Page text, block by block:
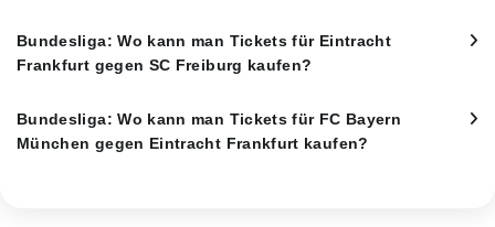
Bundesliga: Wo kann man Tickets für Eintracht
Frankfurt gegen SC Freiburg kaufen?
Bundesliga: Wo kann man Tickets für FC Bayern
München gegen Eintracht Frankfurt kaufen?